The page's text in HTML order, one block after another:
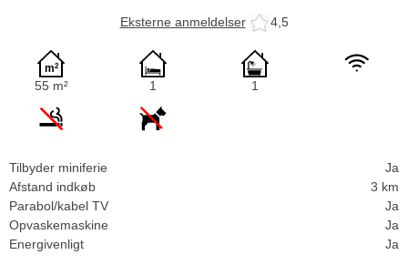
Eksterne anmeldelser 4,5
55 m² 1 1
Tilbyder miniferie
Ja
Afstand indkøb
3 km
Parabol/kabel TV
Ja
Opvaskemaskine
Ja
Energivenligt
Ja